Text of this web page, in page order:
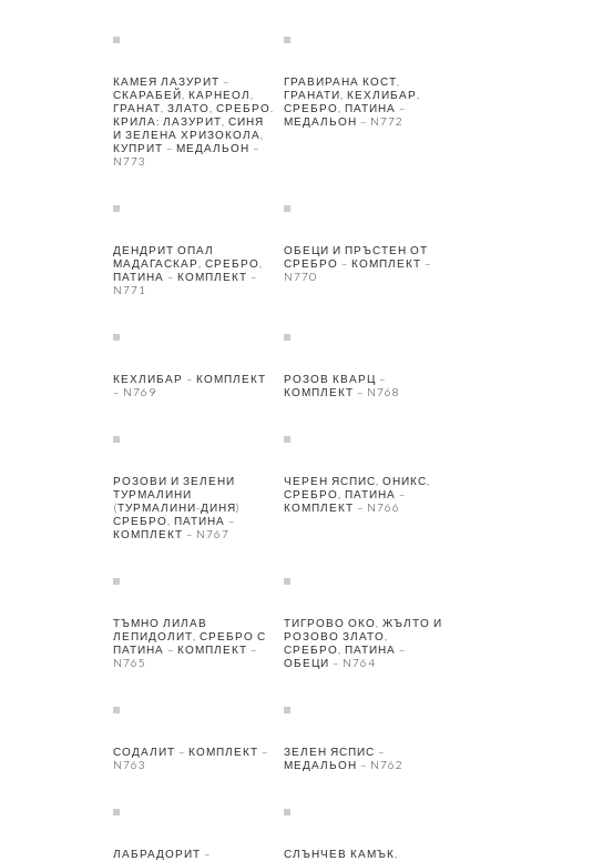
КАМЕЯ ЛАЗУРИТ –
СКАРАБЕЙ, КАРНЕОЛ,
ГРАНАТ, ЗЛАТО, СРЕБРО.
КРИЛА: ЛАЗУРИТ, СИНЯ
И ЗЕЛЕНА ХРИЗОКОЛА,
КУПРИТ – МЕДАЛЬОН –
N773
ГРАВИРАНА КОСТ,
ГРАНАТИ, КЕХЛИБАР,
СРЕБРО, ПАТИНА –
МЕДАЛЬОН – N772
ДЕНДРИТ ОПАЛ
МАДАГАСКАР, СРЕБРО,
ПАТИНА – КОМПЛЕКТ –
N771
ОБЕЦИ И ПРЪСТЕН ОТ
СРЕБРО – КОМПЛЕКТ –
N770
КЕХЛИБАР – КОМПЛЕКТ
– N769
РОЗОВ КВАРЦ –
КОМПЛЕКТ – N768
РОЗОВИ И ЗЕЛЕНИ
ТУРМАЛИНИ
(ТУРМАЛИНИ-ДИНЯ)
СРЕБРО, ПАТИНА –
КОМПЛЕКТ – N767
ЧЕРЕН ЯСПИС, ОНИКС,
СРЕБРО, ПАТИНА –
КОМПЛЕКТ – N766
ТЪМНО ЛИЛАВ
ЛЕПИДОЛИТ, СРЕБРО С
ПАТИНА – КОМПЛЕКТ –
N765
ТИГРОВО ОКО, ЖЪЛТО И
РОЗОВО ЗЛАТО,
СРЕБРО, ПАТИНА –
ОБЕЦИ – N764
СОДАЛИТ – КОМПЛЕКТ –
N763
ЗЕЛЕН ЯСПИС –
МЕДАЛЬОН – N762
ЛАБРАДОРИТ –
СЛЪНЧЕВ КАМЪК,